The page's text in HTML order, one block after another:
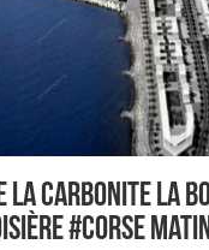
la Carbonite la
#corse